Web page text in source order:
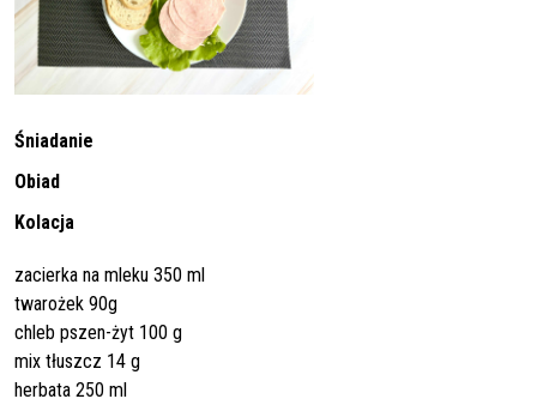
Śniadanie
Obiad
Kolacja
zacierka na mleku 350 ml
twarożek 90g
chleb pszen-żyt 100 g
mix tłuszcz 14 g
herbata 250 ml